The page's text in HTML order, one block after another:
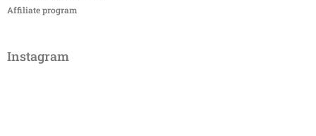
Affiliate program
Instagram